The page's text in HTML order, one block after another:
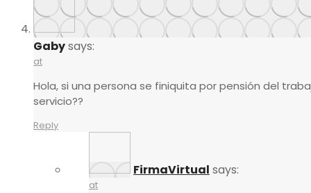
Gabysays:
at
Hola, si una persona se finiquita por pensión del
servicio??
Reply
FirmaVirtual says:
at